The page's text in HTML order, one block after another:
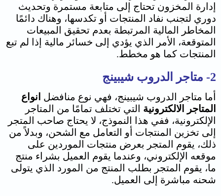
إدارة المخزون تحتاج إلى متابعة مستمرة وتحديث
دوري لتجنب نفاد المنتجات أو تكدسها، وهناك دائمًا
المخاطر المالية المرتبطة بعدم تحقيق المبيعات
المتوقعة، الأمر الذي يؤدي إلى خسائر مالية إذا لم تبع
المنتجات كما هو مخطط.
2- متاجر الدروب شيبينج
أما متاجر الدروب شيبينج، فهي نوع منافضل انواع
المتاجر الالكترونية التي تختلف تمامًا من المتاجر
الإلكترونية، ففي هذا النموذج، لا يحتاج صاحب المتجر
إلى تخزين المنتجات أو التعامل مع الشحن، وبدلاً من
ذلك، يقوم المتجر بعرض منتجات الموردين على
موقعه الإلكتروني، وعندما يقوم العميل بشراء منتج
ما، يقوم المتجر بطلب المنتج من المورد الذي يتولى
شحنه مباشرة إلى العميل.